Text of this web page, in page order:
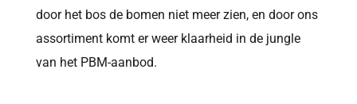
door het bos de bomen niet meer zien, en door ons
assortiment komt er weer klaarheid in de jungle
van het PBM-aanbod.